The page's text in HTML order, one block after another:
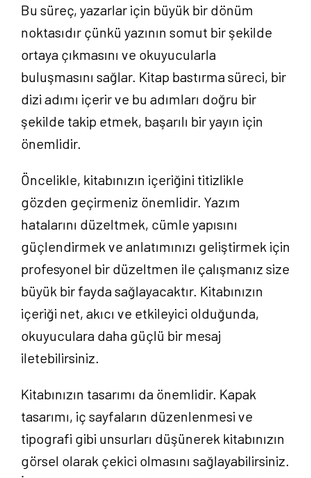
Bu süreç, yazarlar için büyük bir dönüm
noktasıdır çünkü yazının somut bir şekilde
ortaya çıkmasını ve okuyucularla
buluşmasını sağlar. Kitap bastırma süreci, bir
dizi adımı içerir ve bu adımları doğru bir
şekilde takip etmek, başarılı bir yayın için
önemlidir.
Öncelikle, kitabınızın içeriğini titizlikle
gözden geçirmeniz önemlidir. Yazım
hatalarını düzeltmek, cümle yapısını
güçlendirmek ve anlatımınızı geliştirmek için
profesyonel bir düzeltmen ile çalışmanız size
büyük bir fayda sağlayacaktır. Kitabınızın
içeriği net, akıcı ve etkileyici olduğunda,
okuyuculara daha güçlü bir mesaj
iletebilirsiniz.
Kitabınızın tasarımı da önemlidir. Kapak
tasarımı, iç sayfaların düzenlenmesi ve
tipografi gibi unsurları düşünerek kitabınızın
görsel olarak çekici olmasını sağlayabilirsiniz.